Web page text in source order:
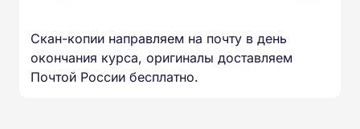
Скан-копии направляем на почту в день
окончания курса, оригиналы доставляем
Почтой России бесплатно.